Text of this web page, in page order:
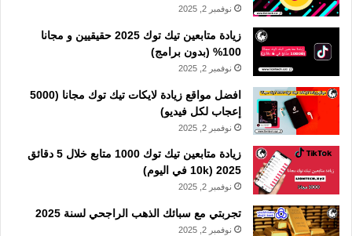
نوفمبر 2, 2025
زيادة متابعين تيك توك 2025 حقيقيين و مجانا
100% (بدون برامج)
نوفمبر 2, 2025
افضل مواقع زيادة لايكات تيك توك مجانا (5000
إعجاب لكل فيديو)
نوفمبر 2, 2025
زيادة متابعين تيك توك 1000 متابع خلال 5 دقائق
2025 (10k في اليوم)
نوفمبر 2, 2025
تجربتي مع سبائك الذهب الراجحي لسنة 2025
نوفمبر 2, 2025